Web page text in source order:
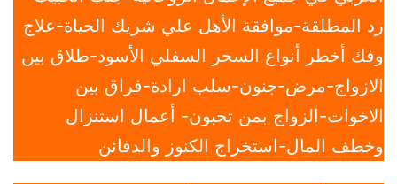
رد المطلقة-موافقة الأهل علي شريك الحياة-علاج
وفك أخطر أنواع السحر السفلي الأسود-طلاق بين
الازواج-مرض-جنون-سلب ارادة-فراق بين
الاخوات-الزواج بمن تحبون- أعمال استنزال
وخطف المال-استخراج الكنوز والدفائن